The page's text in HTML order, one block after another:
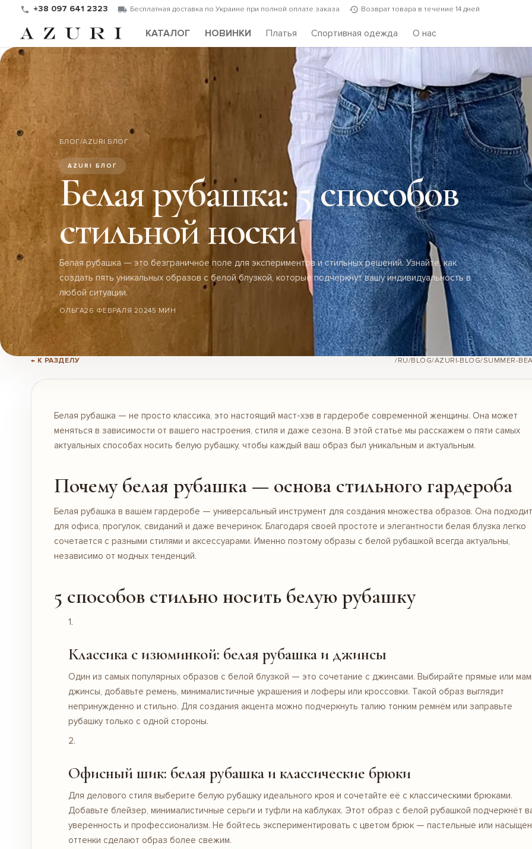
+38 097 641 2323 Бесплатная доставка по Украине при полной оплате заказа Возврат товара в течение 14 дней
КАТАЛОГ НОВИНКИ Платья Спортивная одежда О нас
БЛОГ/AZURI БЛОГ
AZURI БЛОГ
Белая рубашка: 5 способов
стильной носки
Белая рубашка — это безграничное поле для экспериментов и стильных решений. Узнайте, как
создать пять уникальных образов с белой блузкой, которые подчеркнут вашу индивидуальность в
любой ситуации.
ОЛЬГА26 ФЕВРАЛЯ 20245 МИН
← К РАЗДЕЛУ /RU/BLOG/AZURI-BLOG/SUMMER-
Белая рубашка — не просто классика, это настоящий маст-хэв в гардеробе современной женщины. Она может
меняться в зависимости от вашего настроения, стиля и даже сезона. В этой статье мы расскажем о пяти самых
актуальных способах носить белую рубашку, чтобы каждый ваш образ был уникальным и актуальным.
Почему белая рубашка — основа стильного гардероба
Белая рубашка в вашем гардеробе — универсальный инструмент для создания множества образов. Она подходит
для офиса, прогулок, свиданий и даже вечеринок. Благодаря своей простоте и элегантности белая блузка легко
сочетается с разными стилями и аксессуарами. Именно поэтому образы с белой рубашкой всегда актуальны,
независимо от модных тенденций.
5 способов стильно носить белую рубашку
Классика с изюминкой: белая рубашка и джинсы
Один из самых популярных образов с белой блузкой — это сочетание с джинсами. Выбирайте прямые или
джинсы, добавьте ремень, минималистичные украшения и лоферы или кроссовки. Такой образ выглядит
непринужденно и стильно. Для создания акцента можно подчеркнуть талию тонким ремнём или заправьте
рубашку только с одной стороны.
Офисный шик: белая рубашка и классические брюки
Для делового стиля выберите белую рубашку идеального кроя и сочетайте её с классическими брюками.
Добавьте блейзер, минималистичные серьги и туфли на каблуках. Этот образ с белой рубашкой подчеркнёт
уверенность и профессионализм. Не бойтесь экспериментировать с цветом брюк — пастельные или
оттенки сделают образ более свежим.